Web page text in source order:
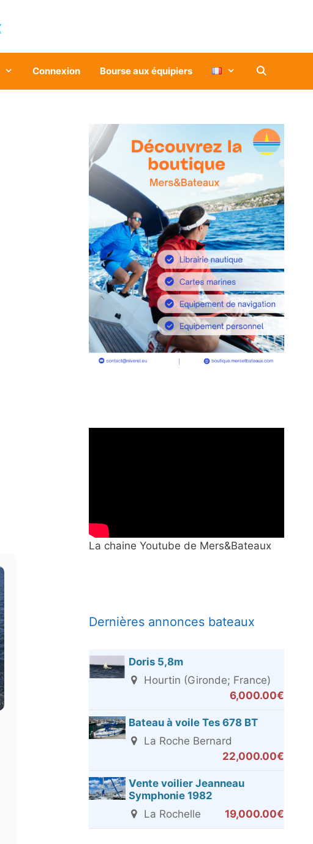
Connexion Bourse aux équipiers
La chaine Youtube de Mers&Bateaux
Dernières annonces bateaux
Doris 5,8m
Hourtin (Gironde; France)
6,000.00€
Bateau à voile Tes 678 BT
La Roche Bernard
22,000.00€
Vente voilier Jeanneau
Symphonie 1982
La Rochelle
19,000.00€